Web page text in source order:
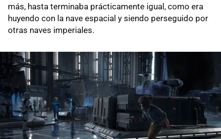
más, hasta terminaba prácticamente igual, como era
huyendo con la nave espacial y siendo perseguido por
otras naves imperiales.